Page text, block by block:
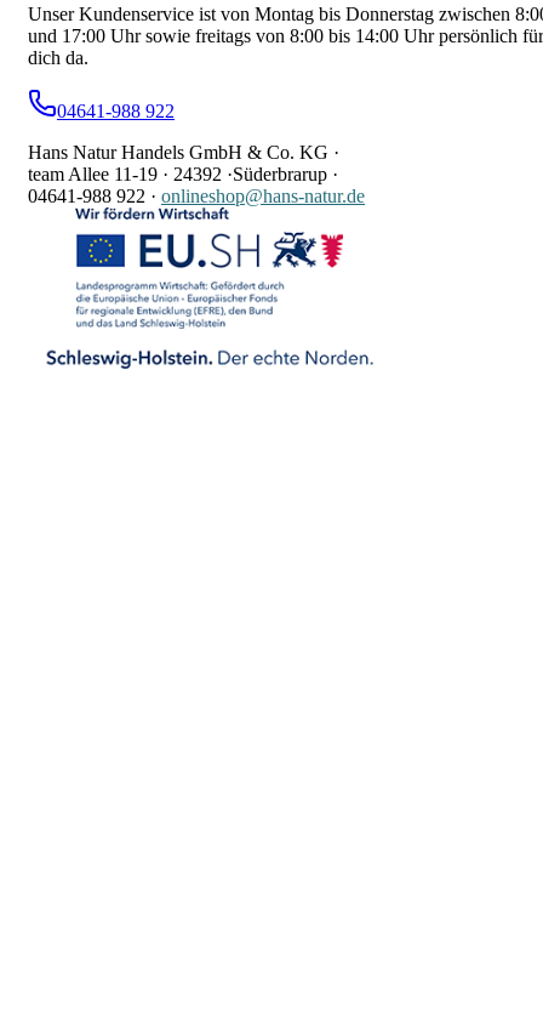
Unser Kundenservice ist von Montag bis Donnerstag zwischen
und 17:00 Uhr sowie freitags von 8:00 bis 14:00 Uhr persönlich für
dich da.
04641-988 922
Hans Natur Handels GmbH & Co. KG ·
team Allee 11-19 · 24392 ·Süderbrarup ·
04641-988 922 · onlineshop@hans-natur.de